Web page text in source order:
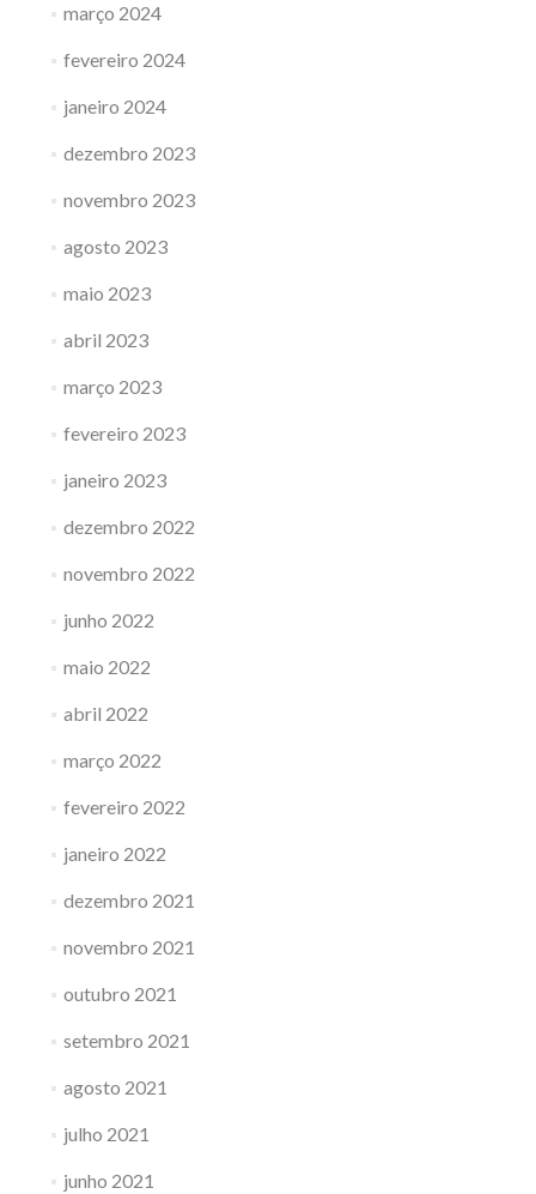
março 2024
fevereiro 2024
janeiro 2024
dezembro 2023
novembro 2023
agosto 2023
maio 2023
abril 2023
março 2023
fevereiro 2023
janeiro 2023
dezembro 2022
novembro 2022
junho 2022
maio 2022
abril 2022
março 2022
fevereiro 2022
janeiro 2022
dezembro 2021
novembro 2021
outubro 2021
setembro 2021
agosto 2021
julho 2021
junho 2021